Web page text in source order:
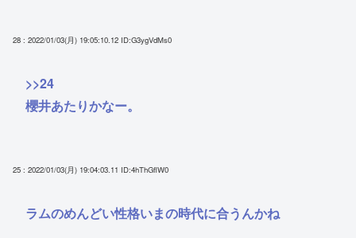
28 : 2022/01/03(月) 19:05:10.12 ID:G3ygVdMs0
>>24
櫻井あたりかなー。
25 : 2022/01/03(月) 19:04:03.11 ID:4hThGflW0
ラムのめんどい性格いまの時代に合うんかね